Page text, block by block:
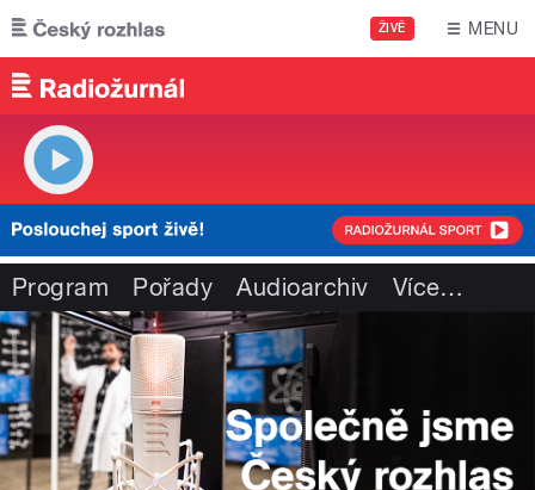
Přejít k hlavnímu obsahu
ŽIVĚ MENU
Program Pořady Audioarchiv Více…